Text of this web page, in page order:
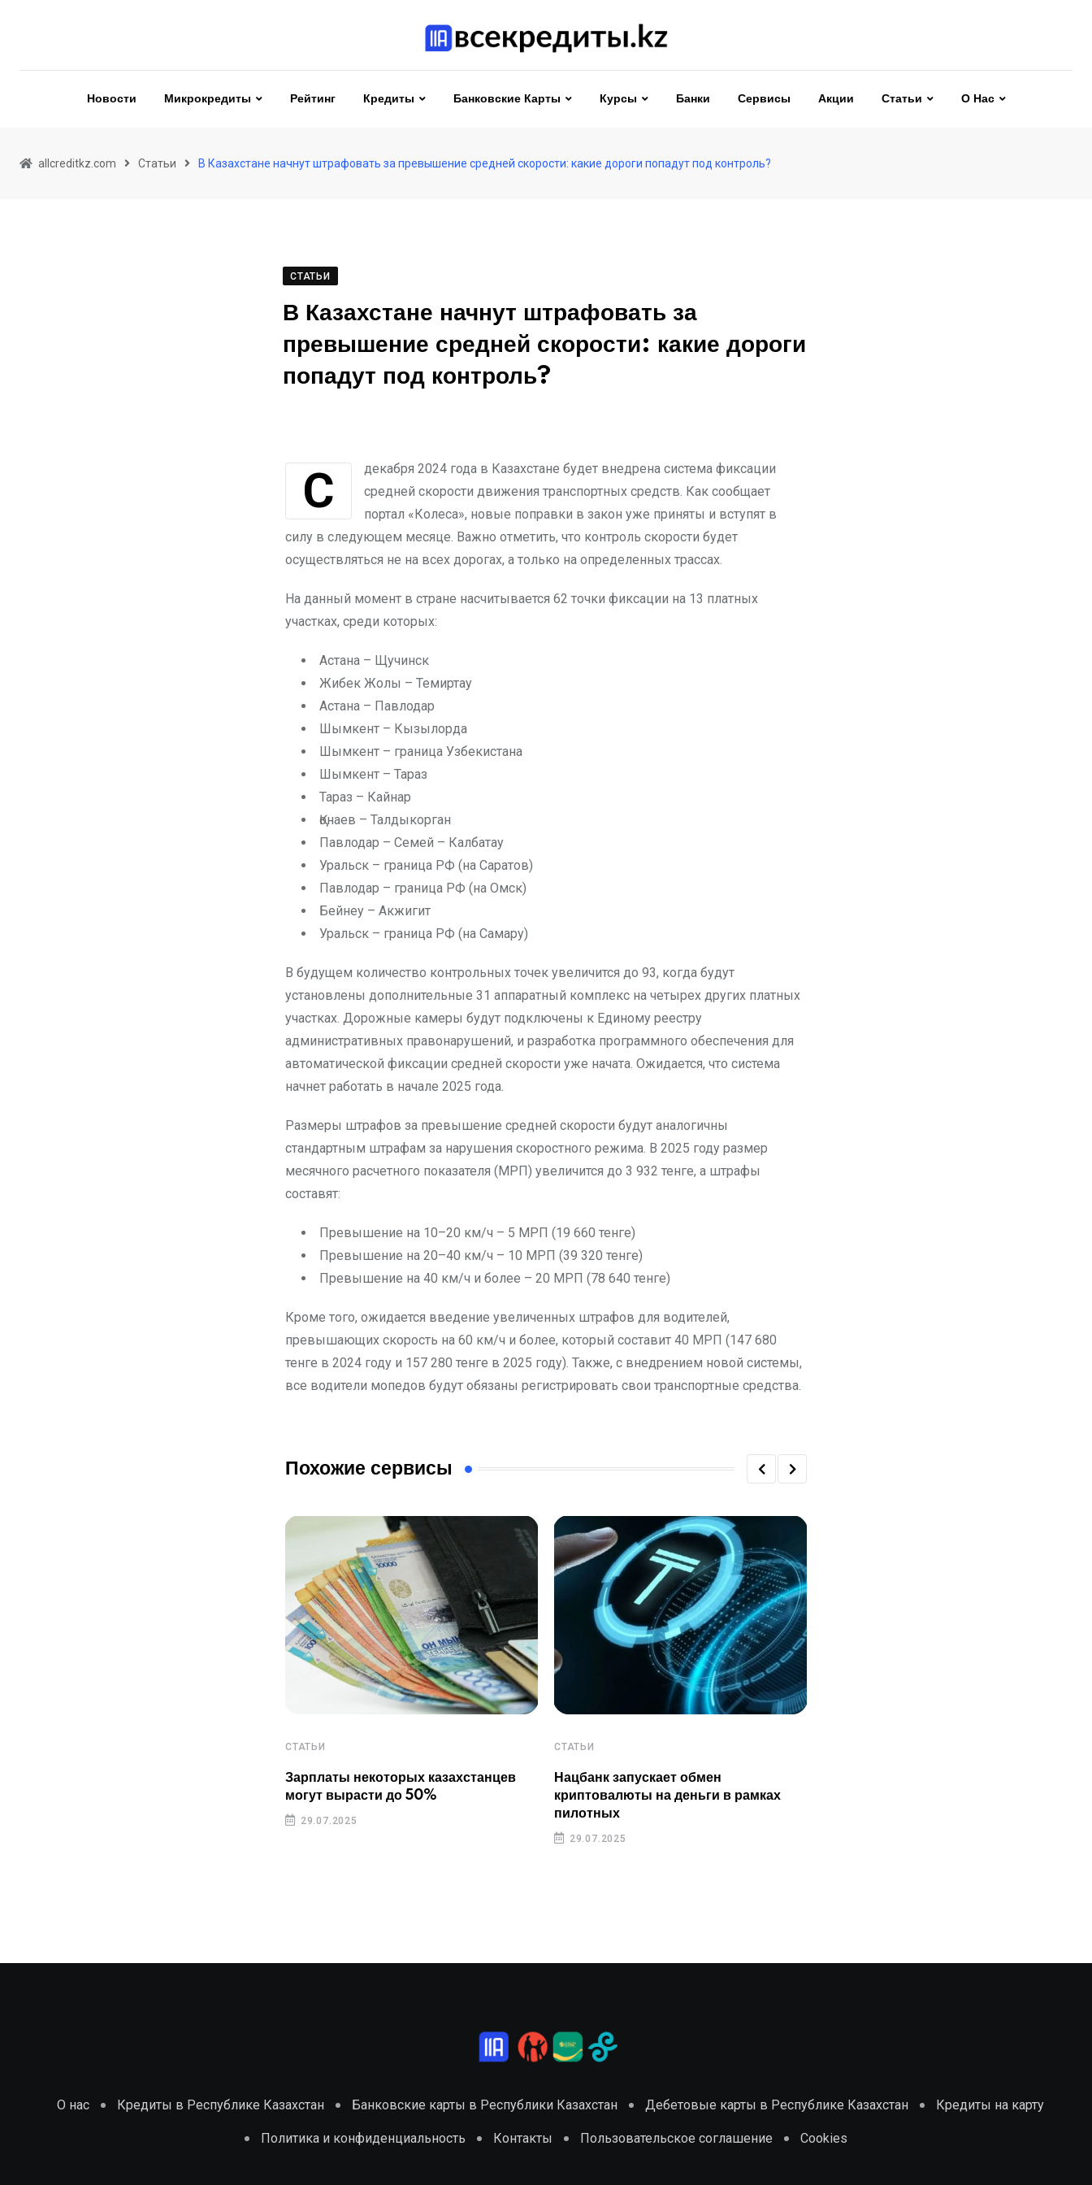
Новости Микрокредиты Рейтинг Кредиты Банковские Карты Курсы Банки Сервисы Акции Статьи О Нас
allcreditkz.com Статьи В Казахстане начнут штрафовать за превышение средней скорости: какие дороги попадут под контроль?
СТАТЬИ
В Казахстане начнут штрафовать за
превышение средней скорости: какие дороги
попадут под контроль?
С декабря 2024 года в Казахстане будет внедрена система фиксации
средней скорости движения транспортных средств. Как сообщает
портал «Колеса», новые поправки в закон уже приняты и вступят в
силу в следующем месяце. Важно отметить, что контроль скорости будет
осуществляться не на всех дорогах, а только на определенных трассах.
На данный момент в стране насчитывается 62 точки фиксации на 13 платных
участках, среди которых:
Астана – Щучинск
Жибек Жолы – Темиртау
Астана – Павлодар
Шымкент – Кызылорда
Шымкент – граница Узбекистана
Шымкент – Тараз
Тараз – Кайнар
Қонаев – Талдыкорган
Павлодар – Семей – Калбатау
Уральск – граница РФ (на Саратов)
Павлодар – граница РФ (на Омск)
Бейнеу – Акжигит
Уральск – граница РФ (на Самару)
В будущем количество контрольных точек увеличится до 93, когда будут
установлены дополнительные 31 аппаратный комплекс на четырех других платных
участках. Дорожные камеры будут подключены к Единому реестру
административных правонарушений, и разработка программного обеспечения для
автоматической фиксации средней скорости уже начата. Ожидается, что система
начнет работать в начале 2025 года.
Размеры штрафов за превышение средней скорости будут аналогичны
стандартным штрафам за нарушения скоростного режима. В 2025 году размер
месячного расчетного показателя (МРП) увеличится до 3 932 тенге, а штрафы
составят:
Превышение на 10–20 км/ч – 5 МРП (19 660 тенге)
Превышение на 20–40 км/ч – 10 МРП (39 320 тенге)
Превышение на 40 км/ч и более – 20 МРП (78 640 тенге)
Кроме того, ожидается введение увеличенных штрафов для водителей,
превышающих скорость на 60 км/ч и более, который составит 40 МРП (147 680
тенге в 2024 году и 157 280 тенге в 2025 году). Также, с внедрением новой системы,
все водители мопедов будут обязаны регистрировать свои транспортные средства.
Похожие сервисы
СТАТЬИ
Зарплаты некоторых казахстанцев
могут вырасти до 50%
29.07.2025
СТАТЬИ
Нацбанк запускает обмен
криптовалюты на деньги в рамках
пилотных
29.07.2025
О нас Кредиты в Республике Казахстан Банковские карты в Республики Казахстан Дебетовые карты в Республике Казахстан Кредиты на карту
Политика и конфиденциальность Контакты Пользовательское соглашение Cookies